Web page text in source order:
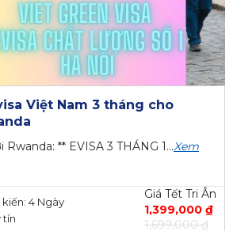
Việt Nam 3 tháng cho
** EVISA 3 THÁNG 1...Xem
4 Ngày
tín
Giá Tết Tri Ân
1,399,000 ₫
1,699,000 ₫